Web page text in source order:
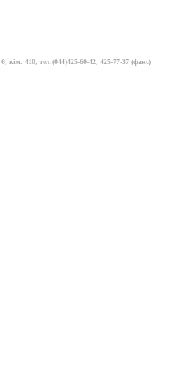
кім. 410, тел.(044)425-60-42, 425-77-37 (факс)